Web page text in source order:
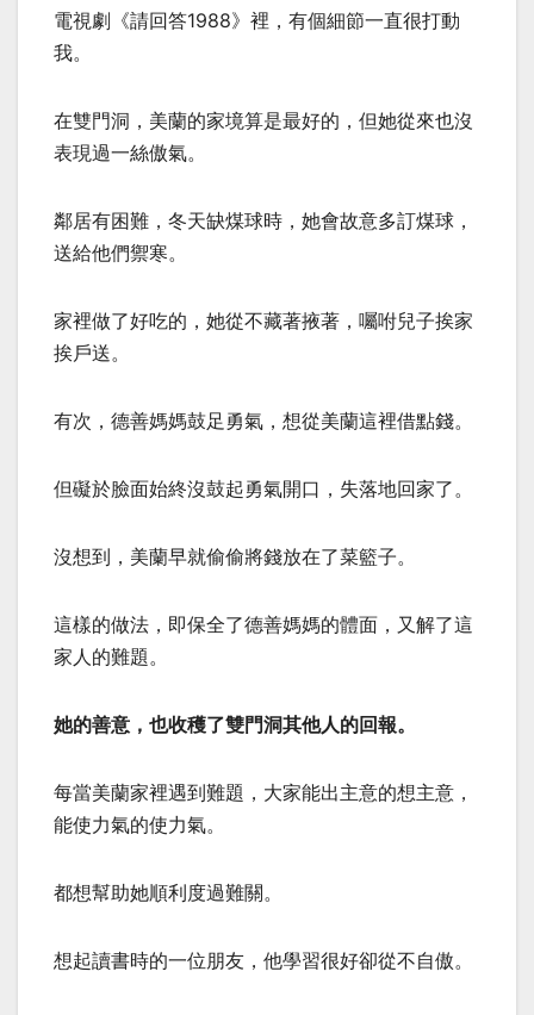
電視劇《請回答1988》裡，有個細節一直很打動
我。
在雙門洞，美蘭的家境算是最好的，但她從來也沒
表現過一絲傲氣。
鄰居有困難，冬天缺煤球時，她會故意多訂煤球，
送給他們禦寒。
家裡做了好吃的，她從不藏著掖著，囑咐兒子挨家
挨戶送。
有次，德善媽媽鼓足勇氣，想從美蘭這裡借點錢。
但礙於臉面始終沒鼓起勇氣開口，失落地回家了。
沒想到，美蘭早就偷偷將錢放在了菜籃子。
這樣的做法，即保全了德善媽媽的體面，又解了這
家人的難題。
她的善意，也收穫了雙門洞其他人的回報。
每當美蘭家裡遇到難題，大家能出主意的想主意，
能使力氣的使力氣。
都想幫助她順利度過難關。
想起讀書時的一位朋友，他學習很好卻從不自傲。